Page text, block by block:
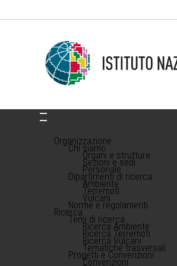
Organizzazione
Chi siamo
Organi e strutture
Sezioni e sedi
Personale
Dipartimenti di ricerca
Ambiente
Terremoti
Vulcani
Norme e regolamenti
Ricerca
Temi di ricerca
Ricerca Ambiente
Ricerca Terremoti
Ricerca Vulcani
Tematiche trasversali
Progetti e Convenzioni
Convenzioni